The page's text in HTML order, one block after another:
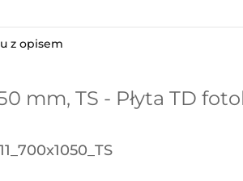
z opisem
mm, TS - Płyta TD